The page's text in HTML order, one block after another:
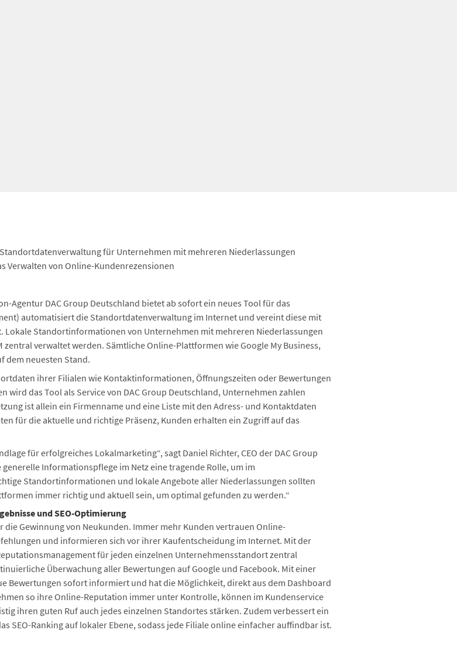
für Unternehmen mit mehreren Niederlassungen
Verwalten von Online-Kundenrezensionen
Agentur DAC Group Deutschland bietet ab sofort ein neues Tool für das
automatisiert die Standortdatenverwaltung im Internet und vereint diese mit
Standortinformationen von Unternehmen mit mehreren Niederlassungen
verwaltet werden. Sämtliche Online-Plattformen wie Google My Business,
dem neuesten Stand.
ihrer Filialen wie Kontaktinformationen, Öffnungszeiten oder Bewertungen
das Tool als Service von DAC Group Deutschland, Unternehmen zahlen
ist allein ein Firmenname und eine Liste mit den Adress- und Kontaktdaten
für die aktuelle und richtige Präsenz, Kunden erhalten ein Zugriff auf das
für erfolgreiches Lokalmarketing“, sagt Daniel Richter, CEO der DAC Group
Informationspflege im Netz eine tragende Rolle, um im
Standortinformationen und lokale Angebote aller Niederlassungen sollten
immer richtig und aktuell sein, um optimal gefunden zu werden.“
und SEO-Optimierung
Gewinnung von Neukunden. Immer mehr Kunden vertrauen Online-
und informieren sich vor ihrer Kaufentscheidung im Internet. Mit der
für jeden einzelnen Unternehmensstandort zentral
Überwachung aller Bewertungen auf Google und Facebook. Mit einer
Bewertungen sofort informiert und hat die Möglichkeit, direkt aus dem Dashboard
so ihre Online-Reputation immer unter Kontrolle, können im Kundenservice
ihren guten Ruf auch jedes einzelnen Standortes stärken. Zudem verbessert ein
SEO-Ranking auf lokaler Ebene, sodass jede Filiale online einfacher auffindbar ist.